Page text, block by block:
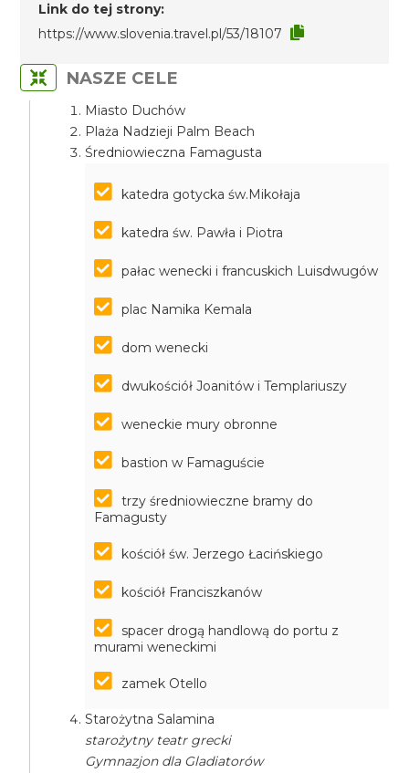
Link do tej strony:
https://www.slovenia.travel.pl/53/18107
NASZE CELE
Miasto Duchów
Plaża Nadzieji Palm Beach
Średniowieczna Famagusta
katedra gotycka św.Mikołaja
katedra św. Pawła i Piotra
pałac wenecki i francuskich Luisdwugów
plac Namika Kemala
dom wenecki
dwukościół Joanitów i Templariuszy
weneckie mury obronne
bastion w Famaguście
trzy średniowieczne bramy do
Famagusty
kościół św. Jerzego Łacińskiego
kościół Franciszkanów
spacer drogą handlową do portu z
murami weneckimi
zamek Otello
Starożytna Salamina
starożytny teatr grecki
Gymnazjon dla Gladiatorów